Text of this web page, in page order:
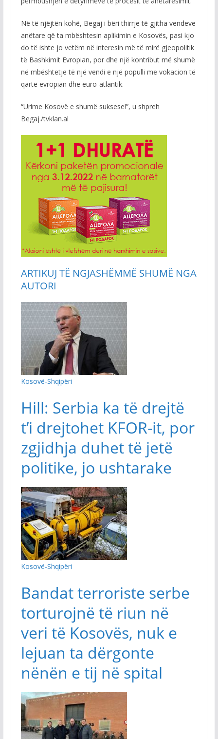
Në të njëjtën kohë, Begaj i bëri thirrje të gjitha vendeve
anëtare që ta mbështesin aplikimin e Kosovës, pasi kjo
do të ishte jo vetëm në interesin më të mirë gjeopolitik
të Bashkimit Evropian, por dhe një kontribut më shumë
në mbështetje të një vendi e një populli me vokacion të
qartë evropian dhe euro-atlantik.
“Urime Kosovë e shumë suksese!”, u shpreh
Begaj./tvklan.al
ARTIKUJ TË NGJASHËMMË SHUMË NGA
AUTORI
Kosovë-Shqipëri
Hill: Serbia ka të drejtë
t’i drejtohet KFOR-it, por
zgjidhja duhet të jetë
politike, jo ushtarake
Kosovë-Shqipëri
Bandat terroriste serbe
torturojnë të riun në
veri të Kosovës, nuk e
lejuan ta dërgonte
nënën e tij në spital